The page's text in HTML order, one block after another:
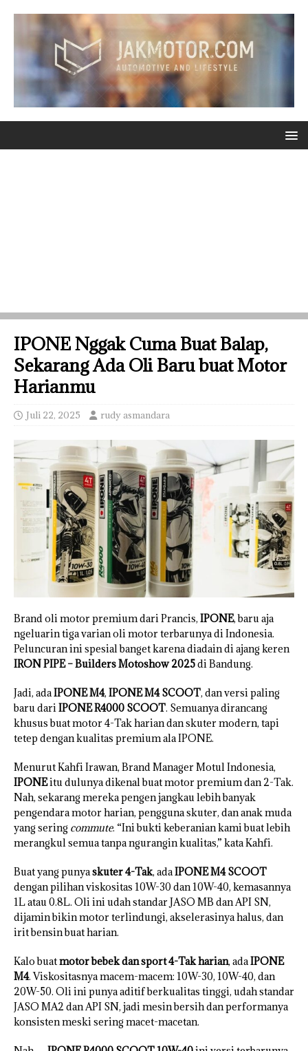
IPONE Nggak Cuma Buat Balap,
Sekarang Ada Oli Baru buat Motor
Harianmu
Juli 22, 2025 rudy asmandara
Brand oli motor premium dari Prancis, IPONE, baru aja
ngeluarin tiga varian oli motor terbarunya di Indonesia.
Peluncuran ini spesial banget karena diadain di ajang keren
IRON PIPE – Builders Motoshow 2025di Bandung.
Jadi, adaIPONE M4, IPONE M4 SCOOT, dan versi paling
baru dariIPONE R4000 SCOOT. Semuanya dirancang
khusus buat motor 4-Tak harian dan skuter modern, tapi
tetep dengan kualitas premium ala IPONE.
Menurut Kahfi Irawan, Brand Manager Motul Indonesia,
IPONEitu dulunya dikenal buat motor premium dan 2-Tak.
Nah, sekarang mereka pengen jangkau lebih banyak
pengendara motor harian, pengguna skuter, dan anak muda
yang sering commute. “Ini bukti keberanian kami buat lebih
merangkul semua tanpa ngurangin kualitas,” kata Kahfi.
Buat yang punyaskuter 4-Tak, adaIPONE M4 SCOOT
dengan pilihan viskositas 10W-30 dan 10W-40, kemasannya
1L atau 0.8L. Oli ini udah standar JASO MB dan API SN,
dijamin bikin motor terlindungi, akselerasinya halus, dan
irit bensin buat harian.
Kalo buatmotor bebek dan sport 4-Tak harian, adaIPONE
M4. Viskositasnya macem-macem: 10W-30, 10W-40, dan
20W-50. Oli ini punya aditif berkualitas tinggi, udah standar
JASO MA2 dan API SN, jadi mesin bersih dan performanya
konsisten meski sering macet-macetan.